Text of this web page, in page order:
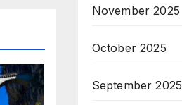
November 2025
October 2025
September 2025